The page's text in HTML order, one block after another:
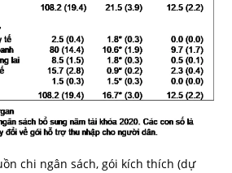
chi ngân sách, gói kích thích (dự